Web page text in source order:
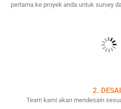
pertama ke proyek anda untuk survey
2.
Team kami akan mendesain